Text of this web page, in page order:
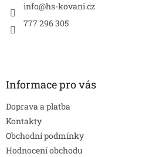
info@hs-kovani.cz
777 296 305
Informace pro vás
Doprava a platba
Kontakty
Obchodní podmínky
Hodnocení obchodu